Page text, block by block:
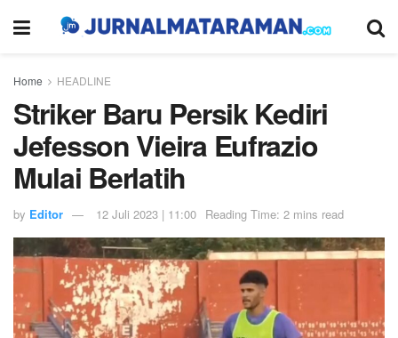
Home HEADLINE
Striker Baru Persik Kediri
Jefesson Vieira Eufrazio
Mulai Berlatih
by Editor 12 Juli 2023 | 11:00 Reading Time: 2 mins read